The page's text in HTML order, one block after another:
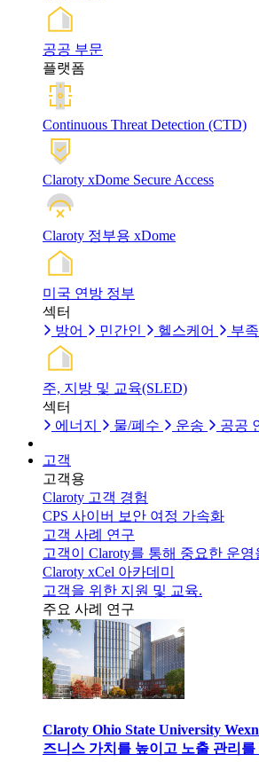
공공 부문
플랫폼
Continuous Threat Detection (CTD)
Claroty xDome Secure Access
Claroty 정부용 xDome
미국 연방 정부
섹터
방어
민간인 헬스케어 부족
주, 지방 및 교육(SLED)
섹터
에너지
물/폐수 운송 공공
고객
고객용
Claroty 고객 경험
CPS 사이버 보안 여정 가속화
고객 사례 연구
고객이 Claroty를 통해 중요한 운
Claroty xCel 아카데미
고객을 위한 지원 및 교육.
주요 사례 연구
Claroty Ohio State University
즈니스 가치를 높이고 노출 관리를